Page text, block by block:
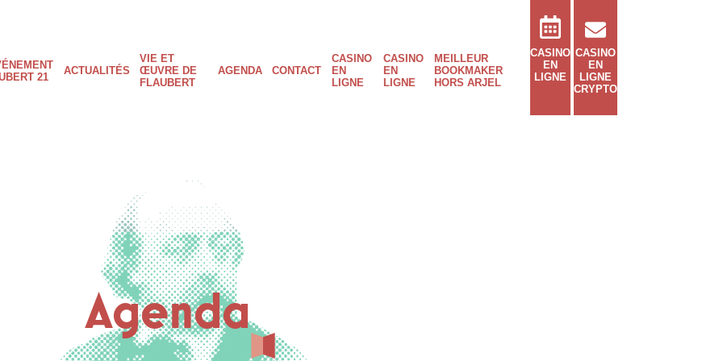
21
ACTUALITÉS
VIE ET
ŒUVRE DE
FLAUBERT
AGENDA CONTACT
CASINO
EN
LIGNE
CASINO
EN
LIGNE
MEILLEUR
BOOKMAKER
HORS ARJEL
CASINO
EN
LIGNE
CASINO
EN
LIGNE
CRYPTO
Agenda